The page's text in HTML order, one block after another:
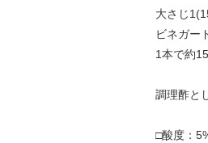
大さじ
ビネガー
1本で約
調理酢と
□酸度：